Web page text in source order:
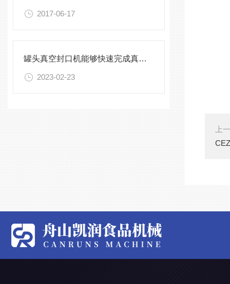
2017-06-17
罐头真空封口机能够快速完成真空封口处理
2023-02-23
上